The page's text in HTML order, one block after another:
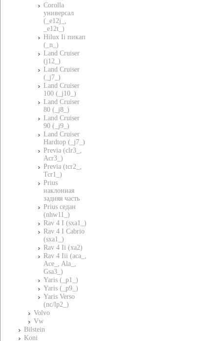
Corolla
универсал
(_e12j_,
_e12t_)
Hilux Ii пикап
(_n_)
Land Cruiser
(j12_)
Land Cruiser
(_j7_)
Land Cruiser
100 (_j10_)
Land Cruiser
80 (_j8_)
Land Cruiser
90 (_j9_)
Land Cruiser
Hardtop (_j7_)
Previa (clr3_,
Acr3_)
Previa (tcr2_,
Tcr1_)
Prius
наклонная
задняя часть
Prius седан
(nhw11_)
Rav 4 I (sxa1_)
Rav 4 I Cabrio
(sxa1_)
Rav 4 Ii (xa2)
Rav 4 Iii (aca_,
Ace_, Ala_,
Gsa3_)
Yaris (_p1_)
Yaris (_p9_)
Yaris Verso
(nc/lp2_)
Volvo
Vw
Bilstein
Koni